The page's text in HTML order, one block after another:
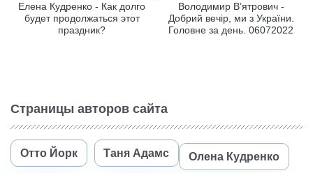
Елена Кудренко - Как долго
будет продолжаться этот
праздник?
Володимир В’ятрович -
Добрий вечір, ми з України.
Головне за день. 06072022
Страницы авторов сайта
Отто Йорк Таня Адамс Олена Кудренко